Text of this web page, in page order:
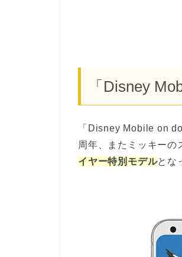
「Disney
「Disney Mobile on
周年、またミッキーの
イヤー特別モデルとな